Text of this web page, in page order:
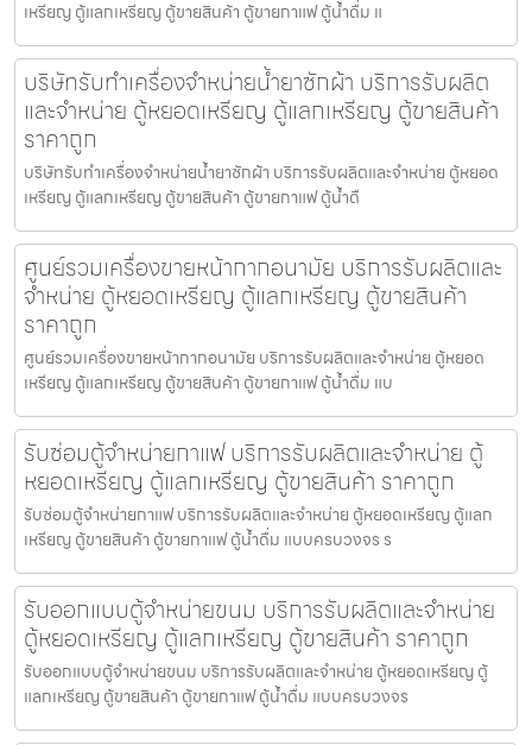
เหรียญ ตู้แลกเหรียญ ตู้ขายสินค้า ตู้ขายกาแฟ ตู้น้ำดื่ม แ
บริษัทรับทำเครื่องจำหน่ายน้ำยาซักผ้า บริการรับผลิต
และจำหน่าย ตู้หยอดเหรียญ ตู้แลกเหรียญ ตู้ขายสินค้า
ราคาถูก
บริษัทรับทำเครื่องจำหน่ายน้ำยาซักผ้า บริการรับผลิตและจำหน่าย ตู้หยอด
เหรียญ ตู้แลกเหรียญ ตู้ขายสินค้า ตู้ขายกาแฟ ตู้น้ำดื
ศูนย์รวมเครื่องขายหน้ากากอนามัย บริการรับผลิตและ
จำหน่าย ตู้หยอดเหรียญ ตู้แลกเหรียญ ตู้ขายสินค้า
ราคาถูก
ศูนย์รวมเครื่องขายหน้ากากอนามัย บริการรับผลิตและจำหน่าย ตู้หยอด
เหรียญ ตู้แลกเหรียญ ตู้ขายสินค้า ตู้ขายกาแฟ ตู้น้ำดื่ม แบ
รับซ่อมตู้จำหน่ายกาแฟ บริการรับผลิตและจำหน่าย ตู้
หยอดเหรียญ ตู้แลกเหรียญ ตู้ขายสินค้า ราคาถูก
รับซ่อมตู้จำหน่ายกาแฟ บริการรับผลิตและจำหน่าย ตู้หยอดเหรียญ ตู้แลก
เหรียญ ตู้ขายสินค้า ตู้ขายกาแฟ ตู้น้ำดื่ม แบบครบวงจร ร
รับออกแบบตู้จำหน่ายขนม บริการรับผลิตและจำหน่าย
ตู้หยอดเหรียญ ตู้แลกเหรียญ ตู้ขายสินค้า ราคาถูก
รับออกแบบตู้จำหน่ายขนม บริการรับผลิตและจำหน่าย ตู้หยอดเหรียญ ตู้
แลกเหรียญ ตู้ขายสินค้า ตู้ขายกาแฟ ตู้น้ำดื่ม แบบครบวงจร